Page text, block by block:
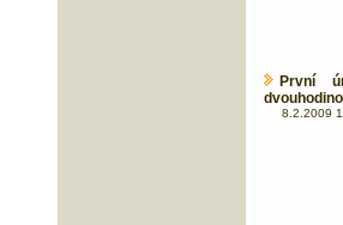
První
8.2.2009